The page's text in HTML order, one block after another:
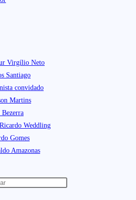
Virgílio Neto
Santiago
convidado
Martins
Weddling
Gomes
Amazonas